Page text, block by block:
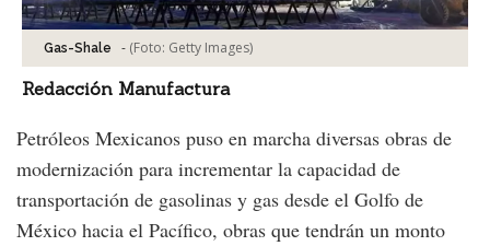
Gas-Shale - (Foto: Getty Images)
Redacción Manufactura
Petróleos Mexicanos puso en marcha diversas obras de
modernización para incrementar la capacidad de
transportación de gasolinas y gas desde el Golfo de
México hacia el Pacífico, obras que tendrán un monto